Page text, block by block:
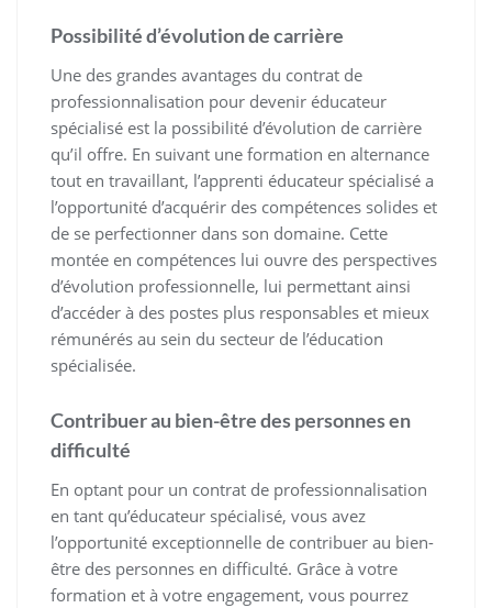
Possibilité d’évolution de carrière
Une des grandes avantages du contrat de
professionnalisation pour devenir éducateur
spécialisé est la possibilité d’évolution de carrière
qu’il offre. En suivant une formation en alternance
tout en travaillant, l’apprenti éducateur spécialisé a
l’opportunité d’acquérir des compétences solides et
de se perfectionner dans son domaine. Cette
montée en compétences lui ouvre des perspectives
d’évolution professionnelle, lui permettant ainsi
d’accéder à des postes plus responsables et mieux
rémunérés au sein du secteur de l’éducation
spécialisée.
Contribuer au bien-être des personnes en
difficulté
En optant pour un contrat de professionnalisation
en tant qu’éducateur spécialisé, vous avez
l’opportunité exceptionnelle de contribuer au bien-
être des personnes en difficulté. Grâce à votre
formation et à votre engagement, vous pourrez